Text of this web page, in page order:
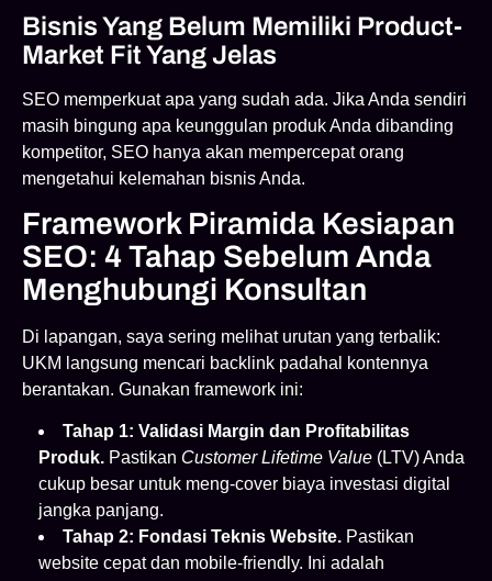
Bisnis Yang Belum Memiliki Product-
Market Fit Yang Jelas
SEO memperkuat apa yang sudah ada. Jika Anda sendiri
masih bingung apa keunggulan produk Anda dibanding
kompetitor, SEO hanya akan mempercepat orang
mengetahui kelemahan bisnis Anda.
Framework Piramida Kesiapan
SEO: 4 Tahap Sebelum Anda
Menghubungi Konsultan
Di lapangan, saya sering melihat urutan yang terbalik:
UKM langsung mencari backlink padahal kontennya
berantakan. Gunakan framework ini:
Tahap 1: Validasi Margin dan Profitabilitas
Produk. Pastikan Customer Lifetime Value (LTV) Anda
cukup besar untuk meng-cover biaya investasi digital
jangka panjang.
Tahap 2: Fondasi Teknis Website. Pastikan
website cepat dan mobile-friendly. Ini adalah